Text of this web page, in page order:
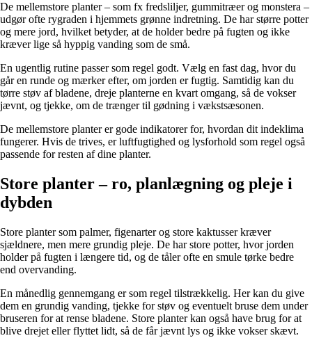
De mellemstore planter – som fx fredsliljer, gummitræer og monstera –
udgør ofte rygraden i hjemmets grønne indretning. De har større potter
og mere jord, hvilket betyder, at de holder bedre på fugten og ikke
kræver lige så hyppig vanding som de små.
En ugentlig rutine passer som regel godt. Vælg en fast dag, hvor du
går en runde og mærker efter, om jorden er fugtig. Samtidig kan du
tørre støv af bladene, dreje planterne en kvart omgang, så de vokser
jævnt, og tjekke, om de trænger til gødning i vækstsæsonen.
De mellemstore planter er gode indikatorer for, hvordan dit indeklima
fungerer. Hvis de trives, er luftfugtighed og lysforhold som regel også
passende for resten af dine planter.
Store planter – ro, planlægning og pleje i
dybden
Store planter som palmer, figenarter og store kaktusser kræver
sjældnere, men mere grundig pleje. De har store potter, hvor jorden
holder på fugten i længere tid, og de tåler ofte en smule tørke bedre
end overvanding.
En månedlig gennemgang er som regel tilstrækkelig. Her kan du give
dem en grundig vanding, tjekke for støv og eventuelt bruse dem under
bruseren for at rense bladene. Store planter kan også have brug for at
blive drejet eller flyttet lidt, så de får jævnt lys og ikke vokser skævt.